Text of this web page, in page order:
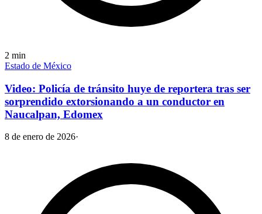
2 min
Estado de México
Video: Policía de tránsito huye de reportera tras ser
sorprendido extorsionando a un conductor en
Naucalpan, Edomex
8 de enero de 2026·